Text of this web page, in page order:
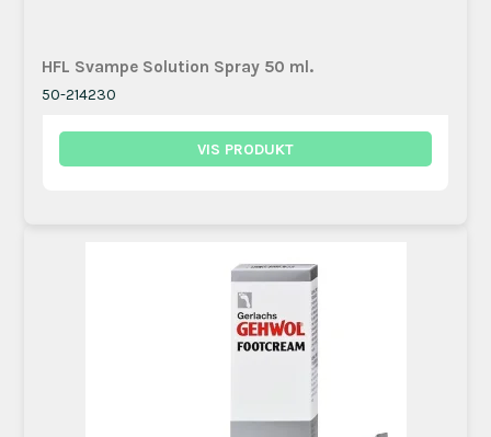
HFL Svampe Solution Spray 50 ml.
50-214230
VIS PRODUKT